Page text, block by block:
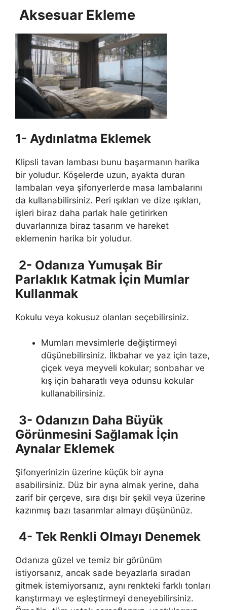
Aksesuar Ekleme
1- Aydınlatma Eklemek
Klipsli tavan lambası bunu başarmanın harika
bir yoludur. Köşelerde uzun, ayakta duran
lambaları veya şifonyerlerde masa lambalarını
da kullanabilirsiniz. Peri ışıkları ve dize ışıkları,
işleri biraz daha parlak hale getirirken
duvarlarınıza biraz tasarım ve hareket
eklemenin harika bir yoludur.
2- Odanıza Yumuşak Bir
Parlaklık Katmak İçin Mumlar
Kullanmak
Kokulu veya kokusuz olanları seçebilirsiniz.
Mumları mevsimlerle değiştirmeyi
düşünebilirsiniz. İlkbahar ve yaz için taze,
çiçek veya meyveli kokular; sonbahar ve
kış için baharatlı veya odunsu kokular
kullanabilirsiniz.
3- Odanızın Daha Büyük
Görünmesini Sağlamak İçin
Aynalar Eklemek
Şifonyerinizin üzerine küçük bir ayna
asabilirsiniz. Düz bir ayna almak yerine, daha
zarif bir çerçeve, sıra dışı bir şekil veya üzerine
kazınmış bazı tasarımlar almayı düşününüz.
4- Tek Renkli Olmayı Denemek
Odanıza güzel ve temiz bir görünüm
istiyorsanız, ancak sade beyazlarla sıradan
gitmek istemiyorsanız, aynı renkteki farklı tonları
karıştırmayı ve eşleştirmeyi deneyebilirsiniz.